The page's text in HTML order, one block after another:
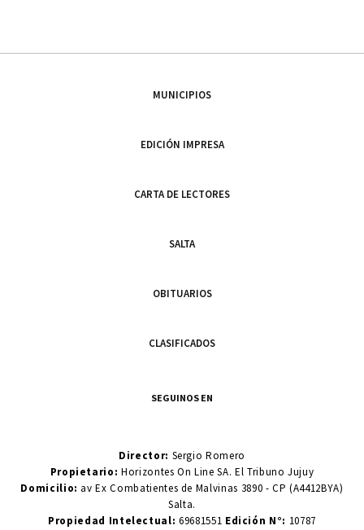
MUNICIPIOS
EDICIÓN IMPRESA
CARTA DE LECTORES
SALTA
OBITUARIOS
CLASIFICADOS
SEGUINOS EN
Director: Sergio Romero
Propietario:Horizontes On Line SA. El Tribuno Jujuy
Domicilio: av Ex Combatientes de Malvinas 3890 - CP (A4412BYA)
Salta.
Propiedad Intelectual: 69681551 Edición N°: 10787